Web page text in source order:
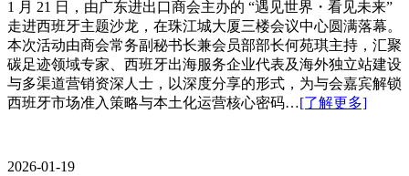
1 月 21 日，由广东进出口商会主办的 “遇见世界・看见未来”
走进西班牙主题沙龙，在珠江城大厦三楼会议中心圆满落幕。
本次活动由商会常务副秘书长兼会员部部长何苑琪主持，汇聚
碳足迹领域专家、西班牙出海服务企业代表及海外独立站建设
与多渠道营销资深人士，以深度分享的形式，为与会嘉宾解锁
西班牙市场准入策略与本土化运营核心密码…[了解更多]
2026-01-19